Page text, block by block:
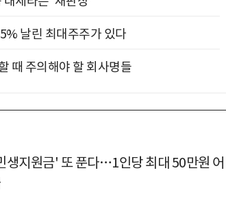
날린 최대주주가 있다
때 주의해야 할 회사명들
생지원금' 또 푼다…1인당 최대 50만원 어